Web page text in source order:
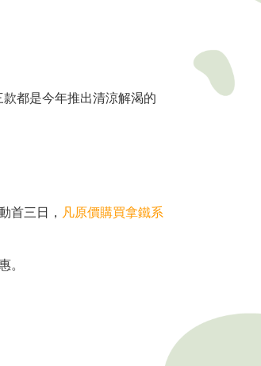
都是今年推出清涼解渴的
首三日， 凡原價購買拿鐵系
。